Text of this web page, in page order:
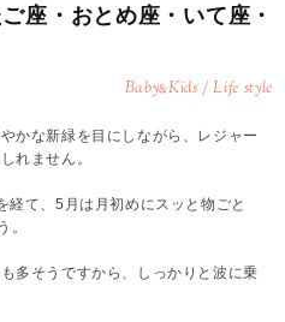
座・おとめ座・いて座・
Baby&Kids / Life style
かな新緑を目にしながら、レジャー
れません。
て、5月は月初めにスッと物ごと
。
多そうですから、しっかりと波に乗